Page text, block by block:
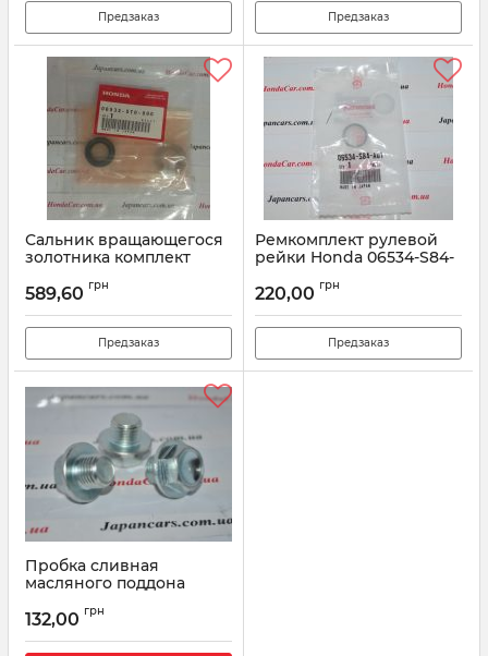
Предзаказ Предзаказ
Сальник вращающегося
золотника комплект
Артикул: 06532ST0000
589,60 грн
Предзаказ
Ремкомплект рулевой
рейки Honda 06534-S84-
Артикул: 06534S84A01
220,00 грн
Предзаказ
Пробка сливная
масляного поддона
PH1-000
Артикул: 90009PH1000
132,00 грн